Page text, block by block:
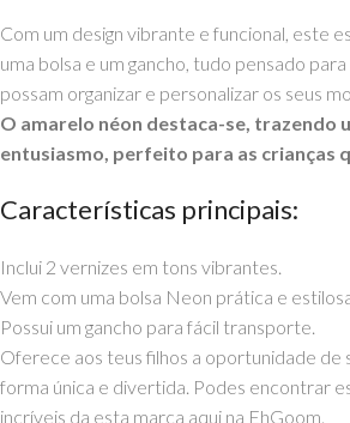
Com um design vibrante e funcional, este
uma bolsa e um gancho, tudo pensado
possam organizar e personalizar os seus
O amarelo néon destaca-se, trazendo
entusiasmo, perfeito para as crianças
Características principais:
Inclui 2 vernizes em tons vibrantes.
Vem com uma bolsa Neon prática e
Possui um gancho para fácil transporte.
Oferece aos teus filhos a oportunidade de
forma única e divertida. Podes encontrar
incríveis da esta marca aqui na EhGoom.